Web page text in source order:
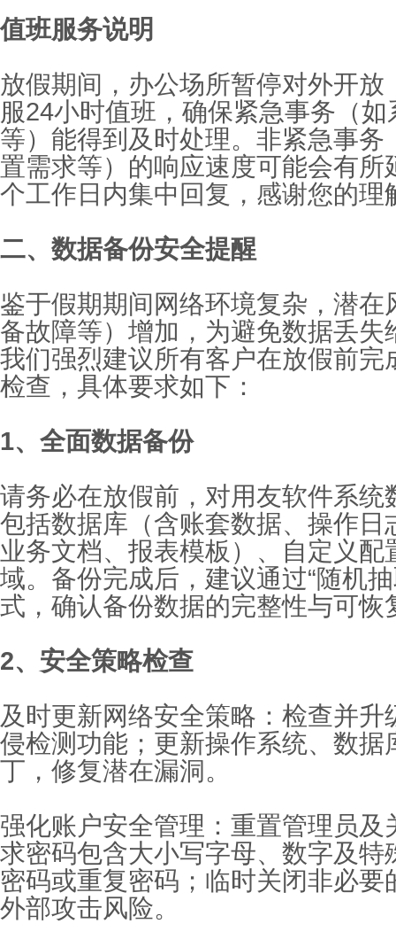
值班服务说明
放假期间，办公场所暂停对外开
服24小时值班，确保紧急事务（
等）能得到及时处理。非紧急事
置需求等）的响应速度可能会有所
个工作日内集中回复，感谢您的理
二、数据备份安全提醒
鉴于假期期间网络环境复杂，潜
备故障等）增加，为避免数据丢
我们强烈建议所有客户在放假前完
检查，具体要求如下：
1、全面数据备份
请务必在放假前，对用友软件系统
包括数据库（含账套数据、操作日
业务文档、报表模板）、自定义配
域。备份完成后，建议通过“随机
式，确认备份数据的完整性与可
2、安全策略检查
及时更新网络安全策略：检查并
侵检测功能；更新操作系统、数据
丁，修复潜在漏洞。
强化账户安全管理：重置管理员及
求密码包含大小写字母、数字及特
密码或重复密码；临时关闭非必
外部攻击风险。